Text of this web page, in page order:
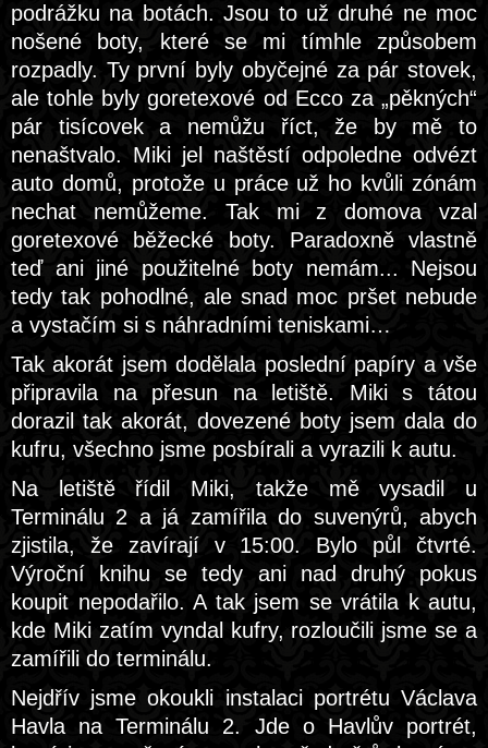
podrážku na botách. Jsou to už druhé ne moc
nošené boty, které se mi tímhle způsobem
rozpadly. Ty první byly obyčejné za pár stovek,
ale tohle byly goretexové od Ecco za „pěkných“
pár tisícovek a nemůžu říct, že by mě to
nenaštvalo. Miki jel naštěstí odpoledne odvézt
auto domů, protože u práce už ho kvůli zónám
nechat nemůžeme. Tak mi z domova vzal
goretexové běžecké boty. Paradoxně vlastně
teď ani jiné použitelné boty nemám... Nejsou
tedy tak pohodlné, ale snad moc pršet nebude
a vystačím si s náhradními teniskami…
Tak akorát jsem dodělala poslední papíry a vše
připravila na přesun na letiště. Miki s tátou
dorazil tak akorát, dovezené boty jsem dala do
kufru, všechno jsme posbírali a vyrazili k autu.
Na letiště řídil Miki, takže mě vysadil u
Terminálu 2 a já zamířila do suvenýrů, abych
zjistila, že zavírají v 15:00. Bylo půl čtvrté.
Výroční knihu se tedy ani nad druhý pokus
koupit nepodařilo. A tak jsem se vrátila k autu,
kde Miki zatím vyndal kufry, rozloučili jsme se a
zamířili do terminálu.
Nejdřív jsme okoukli instalaci portrétu Václava
Havla na Terminálu 2. Jde o Havlův portrét,